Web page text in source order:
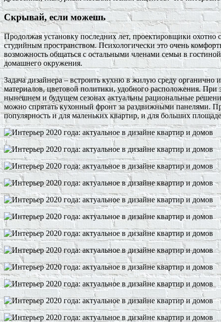
Скрывай, если можешь
Продолжая установку последних лет, проектировщики
студийным пространством. Психологически это очень
возможность общаться с остальными членами семьи в
домашнего окружения.
Задача дизайнера – встроить кухню в жилую среду
материалов, цветовой политики, удобного расположения.
нынешнем и будущем сезонах актуальны рациональные
можно спрятать кухонный фронт за раздвижными панелями.
популярность и для маленьких квартир, и для больших